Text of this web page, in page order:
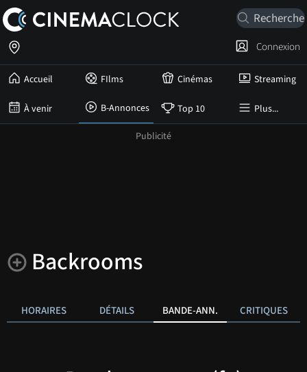
Accueil FIlms Cinémas Streaming
À venir B-Annonces Top 10 Plus...
Connexion
Backrooms
HORAIRES DÉTAILS BANDE-ANN. CRITIQUES